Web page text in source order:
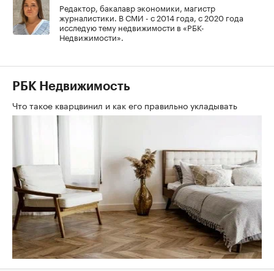
Редактор, бакалавр экономики, магистр
журналистики. В СМИ - с 2014 года, с 2020 года
исследую тему недвижимости в «РБК-
Недвижимости».
РБК Недвижимость
Что такое кварцвинил и как его правильно укладывать